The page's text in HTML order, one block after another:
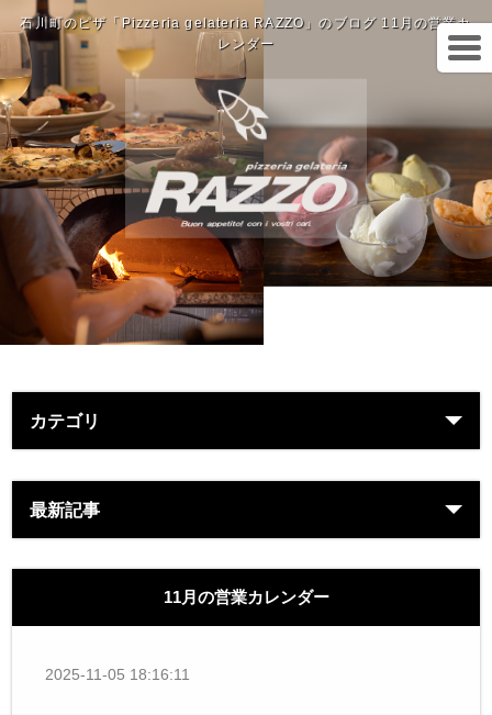
石川町のピザ「Pizzeria gelateria RAZZO」のブログ 11月の営業カ
レンダー
カテゴリ
最新記事
11月の営業カレンダー
2025-11-05 18:16:11